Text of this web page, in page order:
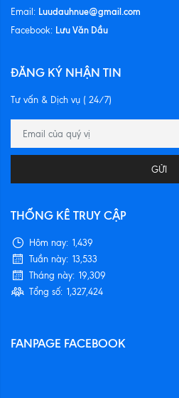
Email: Luudauhnue@gmail.com
Facebook: Lưu Văn Dầu
ĐĂNG KÝ NHẬN TIN
Tư vấn & Dịch vụ ( 24/7)
GỬI
THỐNG KÊ TRUY CẬP
Hôm nay: 1,439
Tuần này: 13,533
Tháng này: 19,309
Tổng số: 1,327,424
FANPAGE FACEBOOK